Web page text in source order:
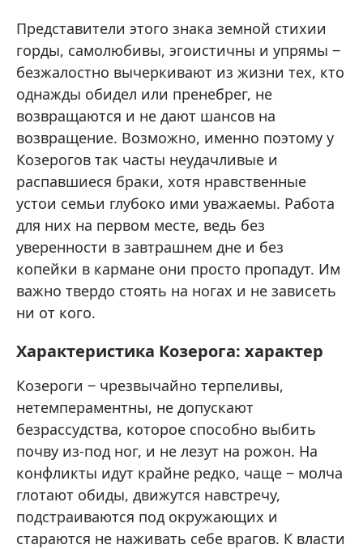
Представители этого знака земной стихии
горды, самолюбивы, эгоистичны и упрямы ‒
безжалостно вычеркивают из жизни тех, кто
однажды обидел или пренебрег, не
возвращаются и не дают шансов на
возвращение. Возможно, именно поэтому у
Козерогов так часты неудачливые и
распавшиеся браки, хотя нравственные
устои семьи глубоко ими уважаемы. Работа
для них на первом месте, ведь без
уверенности в завтрашнем дне и без
копейки в кармане они просто пропадут. Им
важно твердо стоять на ногах и не зависеть
ни от кого.
Характеристика Козерога: характер
Козероги ‒ чрезвычайно терпеливы,
нетемпераментны, не допускают
безрассудства, которое способно выбить
почву из-под ног, и не лезут на рожон. На
конфликты идут крайне редко, чаще ‒ молча
глотают обиды, движутся навстречу,
подстраиваются под окружающих и
стараются не наживать себе врагов. К власти